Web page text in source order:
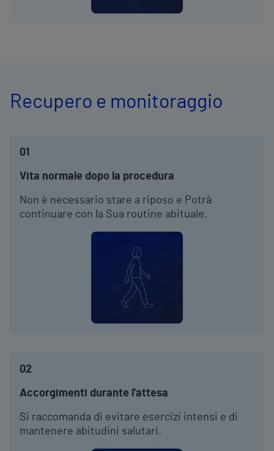
Recupero e monitoraggio
01
Vita normale dopo la procedura
Non è necessario stare a riposo e Potrà
continuare con la Sua routine abituale.
02
Accorgimenti durante l'attesa
Si raccomanda di evitare esercizi intensi e di
mantenere abitudini salutari.